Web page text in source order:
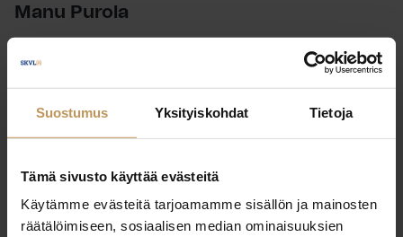
Suostumus Yksityiskohdat Tietoja
Tämä sivusto käyttää evästeitä
Käytämme evästeitä tarjoamamme sisällön ja mainosten
räätälöimiseen, sosiaalisen median ominaisuuksien
Manu Purola